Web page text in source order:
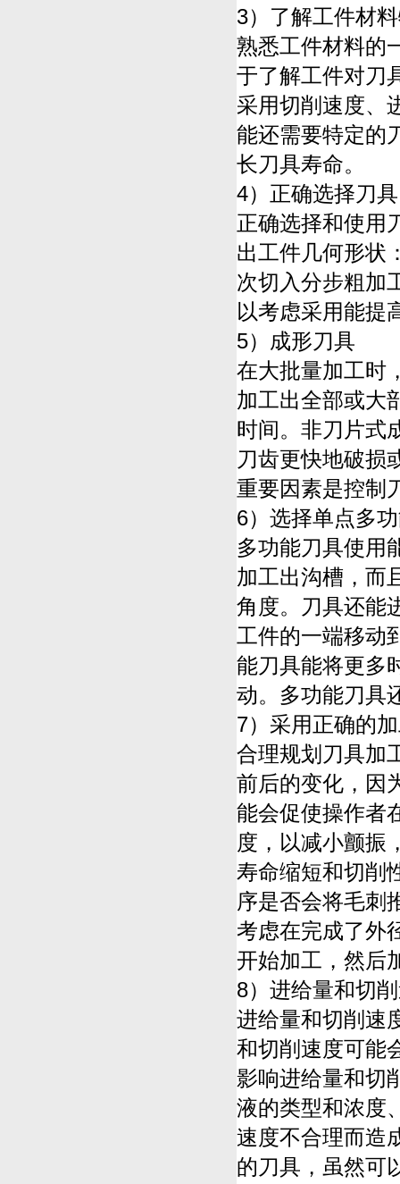
3）了解工件材
熟悉工件材料的
于了解工件对刀
采用切削速度、
能还需要特定的
长刀具寿命。
4）正确选择刀
正确选择和使用
出工件几何形状
次切入分步粗加
以考虑采用能提
5）成形刀具
在大批量加工时
加工出全部或大
时间。非刀片式
刀齿更快地破损
重要因素是控制
6）选择单点多
多功能刀具使用
加工出沟槽，而
角度。刀具还能
工件的一端移动
能刀具能将更多
动。多功能刀具
7）采用正确的
合理规划刀具加
前后的变化，因
能会促使操作者
度，以减小颤振
寿命缩短和切削
序是否会将毛刺
考虑在完成了外
开始加工，然后
8）进给量和切
进给量和切削速
和切削速度可能
影响进给量和切
液的类型和浓度
速度不合理而造
的刀具，虽然可